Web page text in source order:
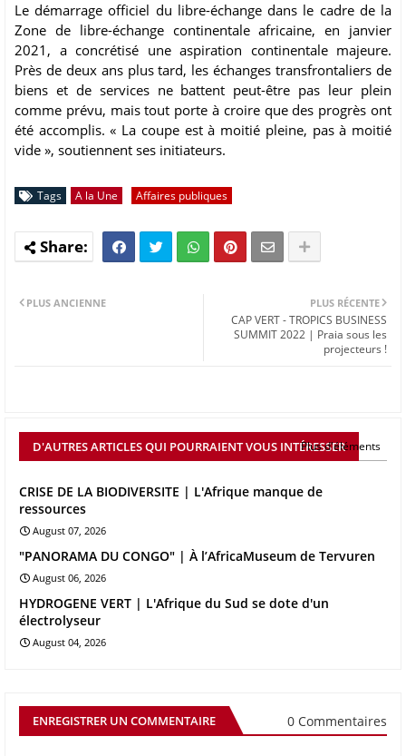
Le démarrage officiel du libre-échange dans le cadre de la
Zone de libre-échange continentale africaine, en janvier
2021, a concrétisé une aspiration continentale majeure.
Près de deux ans plus tard, les échanges transfrontaliers de
biens et de services ne battent peut-être pas leur plein
comme prévu, mais tout porte à croire que des progrès ont
été accomplis. « La coupe est à moitié pleine, pas à moitié
vide », soutiennent ses initiateurs.
Tags A la Une Affaires publiques
PLUS RÉCENTE
CAP VERT - TROPICS BUSINESS
SUMMIT 2022 | Praia sous les
projecteurs !
PLUS ANCIENNE
D'AUTRES ARTICLES QUI POURRAIENT VOUS INTÉRESSER
Plus d'éléments
CRISE DE LA BIODIVERSITE | L'Afrique manque de
ressources
August 07, 2026
"PANORAMA DU CONGO" | À l’AfricaMuseum de Tervuren
August 06, 2026
HYDROGENE VERT | L'Afrique du Sud se dote d'un
électrolyseur
August 04, 2026
ENREGISTRER UN COMMENTAIRE 0 Commentaires